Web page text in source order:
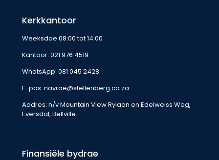
Kerkkantoor
Weeksdae 08:00 tot 14:00
Kantoor: 021 976 4519
WhatsApp: 081 045 2428
E-pos: navrae@stellenberg.co.za
Addres: h/v Mountain View Rylaan en Edelweiss Weg,
Eversdal, Bellville.
Finansiële bydrae